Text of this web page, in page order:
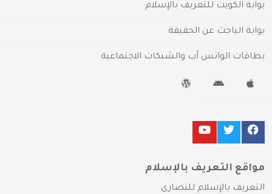
بوابة الكويت للتعريف بالإسلام
بوابة الباحث عن الحقيقة
بطاقات الواتس آب والشبكات الاجتماعية
مواقع التعريف بالإسلام
التعريف بالإسلام للنصارى